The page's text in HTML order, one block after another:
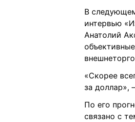
В
интервью
Анатолий
«Скорее
за доллар»,
По его
связано с